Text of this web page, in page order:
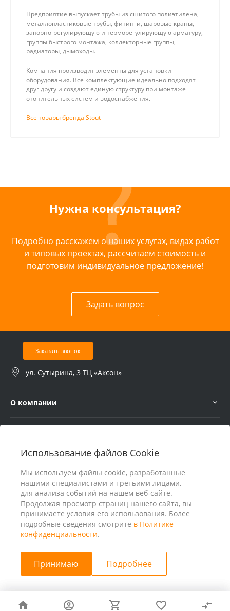
Использование файлов Cookie
Мы используем файлы cookie, разработанные
нашими специалистами и третьими лицами,
для анализа событий на нашем веб-сайте.
Продолжая просмотр страниц нашего сайта, вы
принимаете условия его использования. Более
подробные сведения смотрите в Политике
конфиденциальности.
Принимаю Подробнее
Предприятие выпускает трубы из сшитого полиэтилена,
металлопластиковые трубы, фитинги, шаровые краны,
запорно-регулирующую и терморегулирующую арматуру,
группы быстрого монтажа, коллекторные группы,
радиаторы, дымоходы.
Компания производит элементы для установки
оборудования. Все комплектующие идеально подходят
друг другу и создают единую структуру при монтаже
отопительных систем и водоснабжения.
Все товары бренда Stout
Нужна консультация?
Подробно расскажем о наших услугах, видах работ
и типовых проектах, рассчитаем стоимость и
подготовим индивидуальное предложение!
Задать вопрос
Заказать звонок
ул. Сутырина, 3 ТЦ «Аксон»
О компании
© 2026 ООО «25 Киловатт» ИНН 4401188290, Все права
защищены